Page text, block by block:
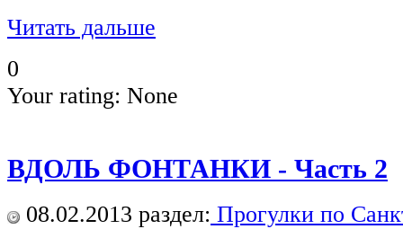
Читать дальше
0
Your rating: None
ВДОЛЬ ФОНТАНКИ - Часть 2
08.02.2013 раздел: Прогулки по